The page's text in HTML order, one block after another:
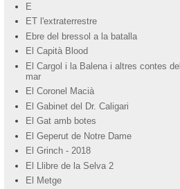
E
ET l'extraterrestre
Ebre del bressol a la batalla
El Capità Blood
El Cargol i la Balena i altres contes del
mar
El Coronel Macià
El Gabinet del Dr. Caligari
El Gat amb botes
El Geperut de Notre Dame
El Grinch - 2018
El Llibre de la Selva 2
El Metge